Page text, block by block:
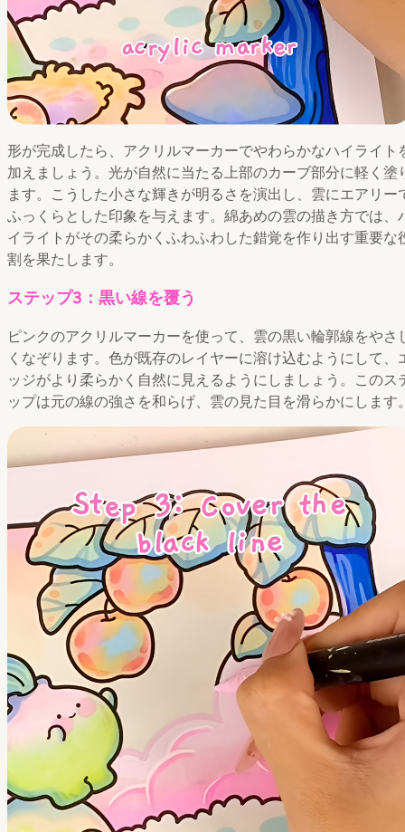
形が完成したら、アクリルマーカーでやわらかなハイライト
加えましょう。光が自然に当たる上部のカーブ部分に軽く塗
ます。こうした小さな輝きが明るさを演出し、雲にエアリー
ふっくらとした印象を与えます。綿あめの雲の描き方では、
イライトがその柔らかくふわふわした錯覚を作り出す重要な
割を果たします。
ステップ3：黒い線を覆う
ピンクのアクリルマーカーを使って、雲の黒い輪郭線をやさ
くなぞります。色が既存のレイヤーに溶け込むようにして、
ッジがより柔らかく自然に見えるようにしましょう。このス
ップは元の線の強さを和らげ、雲の見た目を滑らかにします